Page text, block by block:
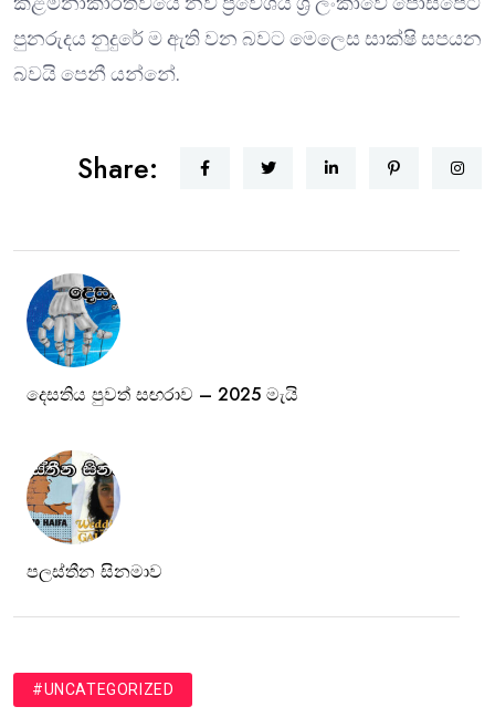
පුනරුදය නුදුරේ ම ඇති වන බවට මෙලෙස සාක්ෂි සපයන
බවයි පෙනී යන්නේ.
Share:
දෙසතිය පුවත් සඟරාව – 2025 මැයි
පලස්තීන සිනමාව
#UNCATEGORIZED